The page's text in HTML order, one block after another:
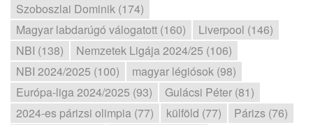
Szoboszlai Dominik (174)
Magyar labdarúgó válogatott (160)
Liverpool (146)
NBI (138)
Nemzetek Ligája 2024/25 (106)
NBI 2024/2025 (100)
magyar légiósok (98)
Európa-liga 2024/2025 (93)
Gulácsi Péter (81)
2024-es párizsi olimpia (77)
külföld (77)
Párizs (76)